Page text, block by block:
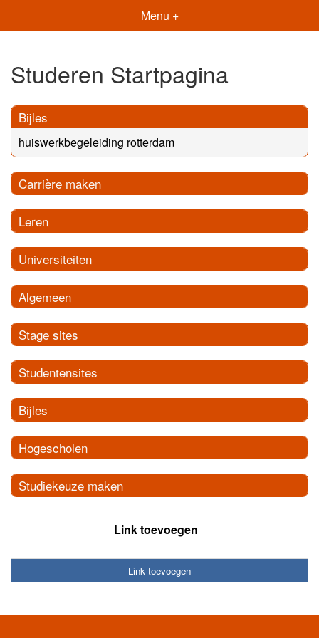
Menu +
Studeren Startpagina
Bijles
huiswerkbegeleiding rotterdam
Carrière maken
Leren
Universiteiten
Algemeen
Stage sites
Studentensites
Bijles
Hogescholen
Studiekeuze maken
Link toevoegen
Link toevoegen